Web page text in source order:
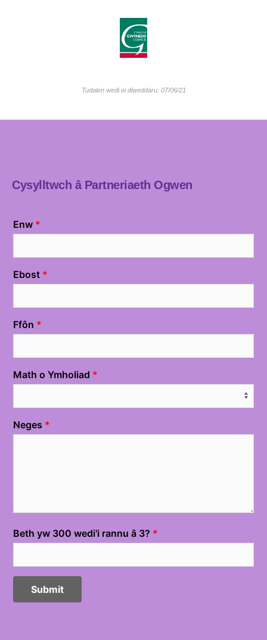
Tudalen wedi ei diweddaru: 07/06/21
Cysylltwch â Partneriaeth Ogwen